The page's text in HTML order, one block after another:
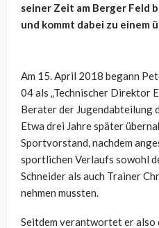
seiner Zeit am Berger Feld
und kommt dabei zu einem
Am 15. April 2018 begann
04 als „Technischer Direktor
Berater der Jugendabteilung
Etwa drei Jahre später
Sportvorstand, nachdem
sportlichen Verlaufs sowohl
Schneider als auch Trainer
nehmen mussten.
Seitdem verantwortet er also